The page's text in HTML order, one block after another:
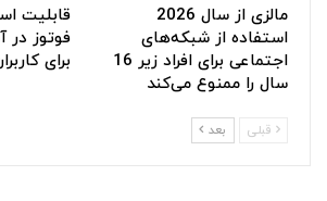
مالزی از سال 2026
استفاده از شبکه‌های
اجتماعی برای افراد زیر 16
سال را ممنوع می‌کند
قابلیت
فوتوز در
برای
قبلی بعد